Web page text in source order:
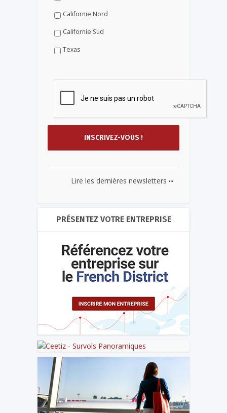
Californie Nord
Californie Sud
Texas
Lire les dernières newsletters ...
PRÉSENTEZ VOTRE ENTREPRISE